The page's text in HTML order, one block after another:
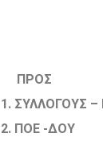
ΠΡΟΣ
1. ΣΥΛΛΟΓΟΥΣ –
2. ΠΟΕ -ΔΟΥ